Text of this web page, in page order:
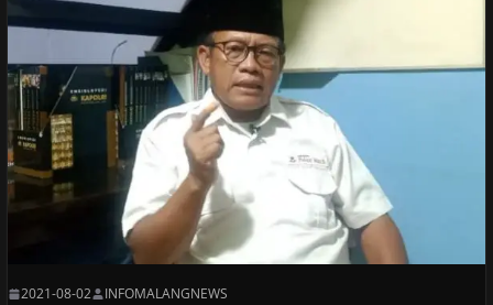
2021-08-02 INFOMALANGNEWS